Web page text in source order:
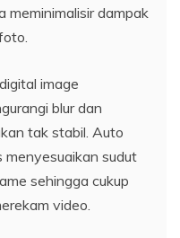
meminimalisir dampak
image
blur dan
tak stabil. Auto
menyesuaikan sudut
sehingga cukup
video.